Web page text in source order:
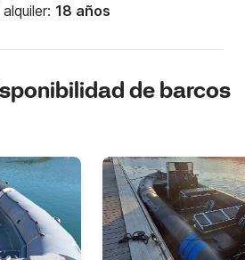
18 años
de barcos